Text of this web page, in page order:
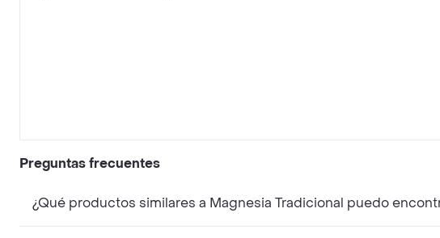
Preguntas frecuentes
¿Qué productos similares a Magnesia Tradicional puedo